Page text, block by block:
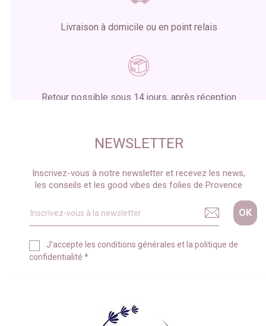
Livraison à domicile ou en point relais
Retour possible sous 14 jours, après réception
NEWSLETTER
Inscrivez-vous à notre newsletter et recevez les news,
les conseils et les good vibes des folies de Provence
J'accepte les conditions générales et la politique de
confidentialité *